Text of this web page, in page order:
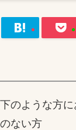
のような方
ない方